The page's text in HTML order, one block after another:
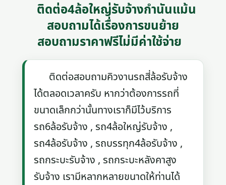
ติดต่อ4ล้อใหญ่รับจ้างกำนันแม้น
สอบถามได้เรื่องการขนย้าย
สอบถามราคาฟรีไม่มีค่าใช้จ่าย
ติดต่อสอบถามคิวงานรถสี่ล้อรับจ้าง
ได้ตลอดเวลาครับ หากว่าต้องการรถที่
ขนาดเล็กกว่านั้นทางเราก็มีไว้บริการ
รถ6ล้อรับจ้าง , รถ4ล้อใหญ่รับจ้าง ,
รถ4ล้อรับจ้าง , รถบรรทุก4ล้อรับจ้าง ,
รถกระบะรับจ้าง , รถกระบะหลังคาสูง
รับจ้าง เรามีหลากหลายขนาดให้ท่านได้